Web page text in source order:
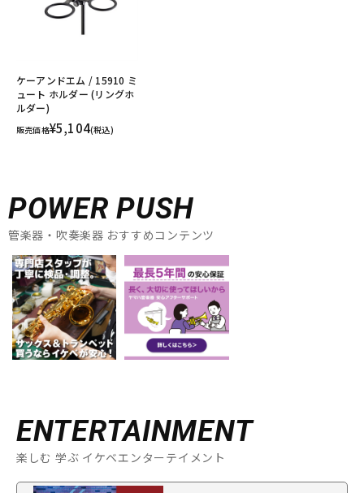
ケーアンドエム / 15910 ミ
ュート ホルダー (リングホ
ルダー)
販売価格¥5,104(税込)
POWER PUSH
管楽器・吹奏楽器 おすすめコンテンツ
ENTERTAINMENT
楽しむ 学ぶ イケベエンターテイメント